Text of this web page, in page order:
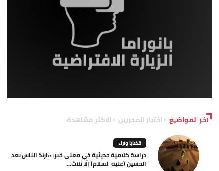
آخر المواضيع اختيار المحررين الاكثر مشاهدة
قضايا وآراء
دراسة كلامية حديثية في معنى خبر: «ارتدّ الناس بعد
الحسين (عليه السلام) إلّا ثلاث...